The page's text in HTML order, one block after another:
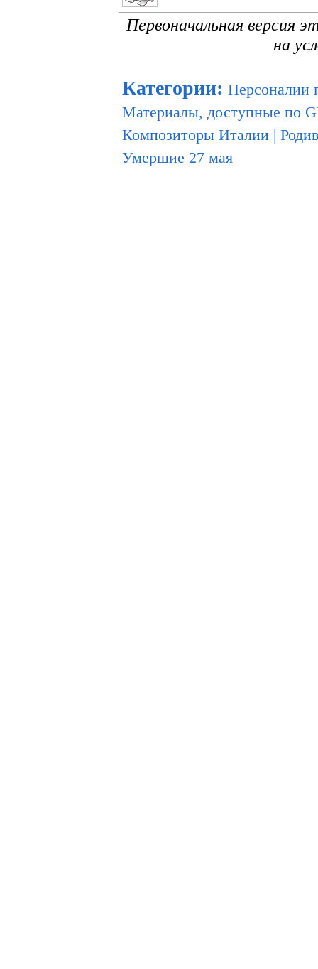
Первоначальная версия
на
Категории: Персоналии
Материалы, доступные по
Композиторы Италии |
Умершие 27 мая